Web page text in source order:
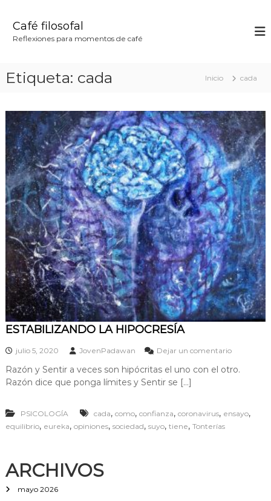
Café filosofal
Reflexiones para momentos de café
Etiqueta: cada Inicio cada
ESTABILIZANDO LA HIPOCRESÍA
julio 5, 2020 JovenPadawan Dejar un comentarioe
E
B
Razón y Sentir a veces son hipócritas el uno con el otro.
Razón dice que ponga límites y Sentir se […]
PSICOLOGÍA cada, como, confianza, coronavirus, ensayo,
equilibrio, eureka, opiniones, sociedad, suyo, tiene, Tonterías
ARCHIVOS
mayo 2026